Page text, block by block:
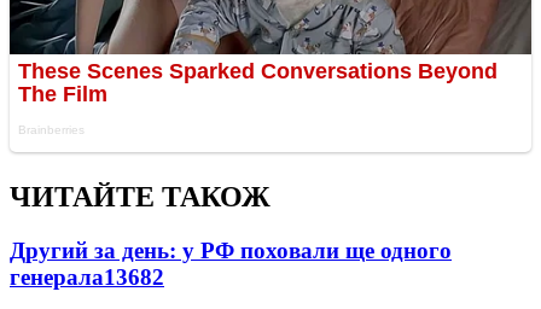
ЧИТАЙТЕ ТАКОЖ
Другий за день: у РФ поховали ще одного
генерала13682